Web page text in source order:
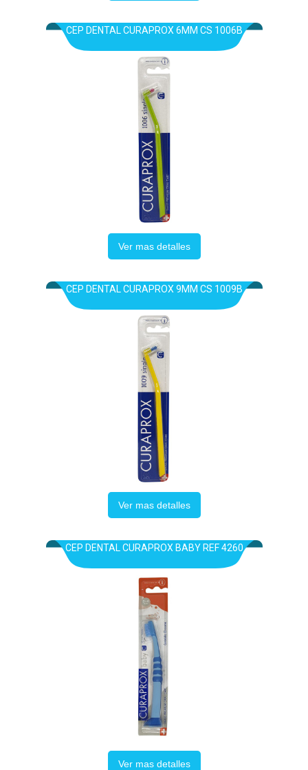
CEP DENTAL CURAPROX 6MM CS 1006B
Ver mas detalles
CEP DENTAL CURAPROX 9MM CS 1009B
Ver mas detalles
CEP DENTAL CURAPROX BABY REF 4260
Ver mas detalles